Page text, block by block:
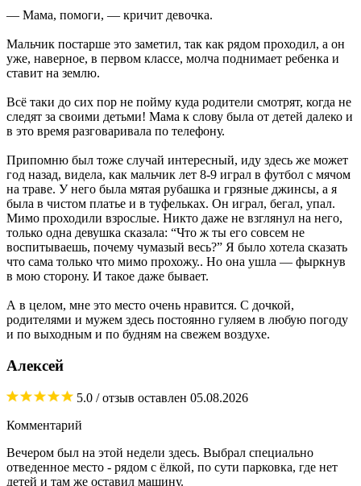
— Мама, помоги, — кричит девочка.
Мальчик постарше это заметил, так как рядом проходил, а он
уже, наверное, в первом классе, молча поднимает ребенка и
ставит на землю.
Всё таки до сих пор не пойму куда родители смотрят, когда не
следят за своими детьми! Мама к слову была от детей далеко и
в это время разговаривала по телефону.
Припомню был тоже случай интересный, иду здесь же может
год назад, видела, как мальчик лет 8-9 играл в футбол с мячом
на траве. У него была мятая рубашка и грязные джинсы, а я
была в чистом платье и в туфельках. Он играл, бегал, упал.
Мимо проходили взрослые. Никто даже не взглянул на него,
только одна девушка сказала: “Что ж ты его совсем не
воспитываешь, почему чумазый весь?” Я было хотела сказать
что сама только что мимо прохожу.. Но она ушла — фыркнув
в мою сторону. И такое даже бывает.
А в целом, мне это место очень нравится. С дочкой,
родителями и мужем здесь постоянно гуляем в любую погоду
и по выходным и по будням на свежем воздухе.
Алексей
5.0 / отзыв оставлен 05.08.2026
Комментарий
Вечером был на этой недели здесь. Выбрал специально
отведенное место - рядом с ёлкой, по сути парковка, где нет
детей и там же оставил машину.